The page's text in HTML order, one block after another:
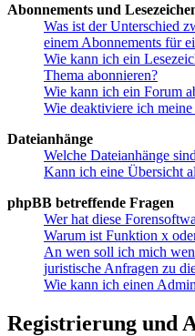
Abonnements und
Was ist der Unterschied
einem Abonnements für
Wie kann ich ein
Thema abonnieren?
Wie kann ich ein Forum
Wie deaktiviere ich
Dateianhänge
Welche Dateianhänge
Kann ich eine Übersicht
phpBB betreffende Fragen
Wer hat diese
Warum ist Funktion x
An wen soll ich mich
juristische Anfragen zu
Wie kann ich einen
Registrierung und